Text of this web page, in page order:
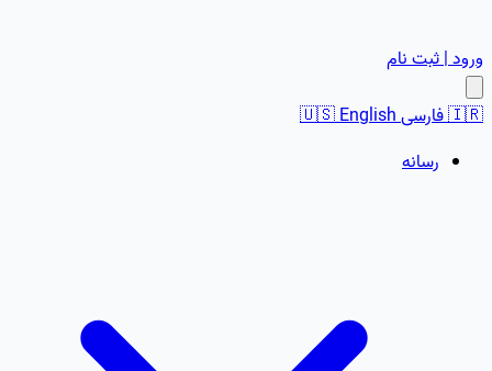
ورود | ثبت نام
🇮🇷فارسی 🇺🇸English
رسانه